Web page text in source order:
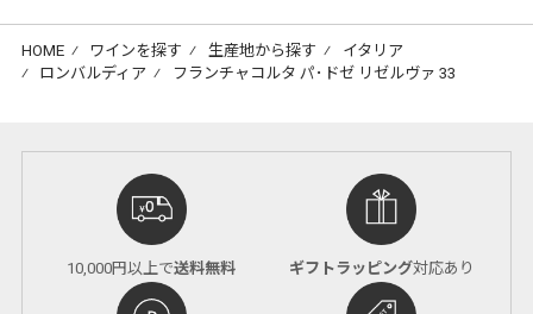
HOME ⁄ ワインを探す ⁄ 生産地から探す ⁄ イタリア
⁄ ロンバルディア ⁄ フランチャコルタ パ･ドゼ リゼルヴァ 33
10,000円以上で送料無料 ギフトラッピング対応あり